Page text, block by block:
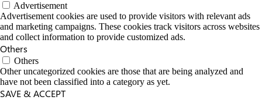
Advertisement
Advertisement cookies are used to provide visitors with relevant ads
and marketing campaigns. These cookies track visitors across websites
and collect information to provide customized ads.
Others
Others
Other uncategorized cookies are those that are being analyzed and
have not been classified into a category as yet.
SAVE & ACCEPT